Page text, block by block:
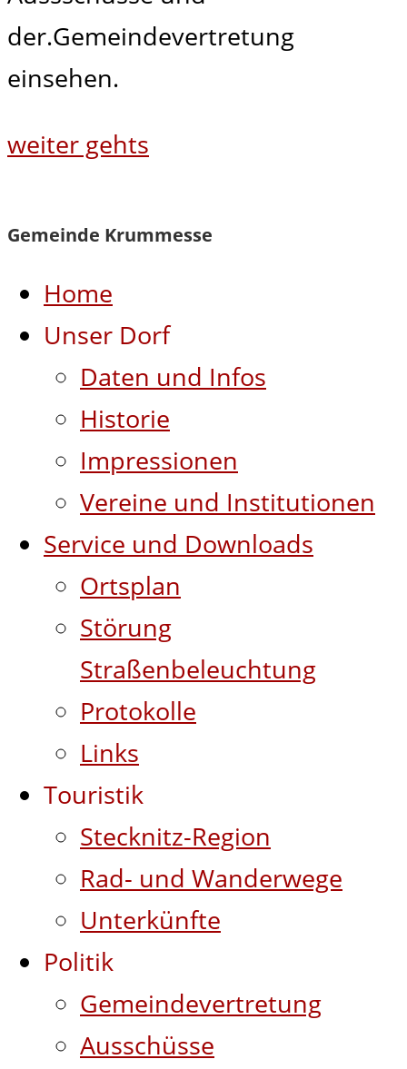
der.Gemeindevertretung
einsehen.
weiter gehts
Gemeinde Krummesse
Home
Unser Dorf
Daten und Infos
Historie
Impressionen
Vereine und Institutionen
Service und Downloads
Ortsplan
Störung
Straßenbeleuchtung
Protokolle
Links
Touristik
Stecknitz-Region
Rad- und Wanderwege
Unterkünfte
Politik
Gemeindevertretung
Ausschüsse